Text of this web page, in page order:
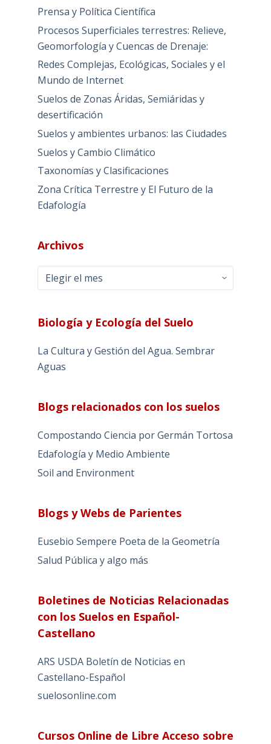
Prensa y Política Científica
Procesos Superficiales terrestres: Relieve,
Geomorfología y Cuencas de Drenaje:
Redes Complejas, Ecológicas, Sociales y el
Mundo de Internet
Suelos de Zonas Áridas, Semiáridas y
desertificación
Suelos y ambientes urbanos: las Ciudades
Suelos y Cambio Climático
Taxonomías y Clasificaciones
Zona Crítica Terrestre y El Futuro de la
Edafología
Archivos
Archivos
Biología y Ecología del Suelo
La Cultura y Gestión del Agua. Sembrar
Aguas
Blogs relacionados con los suelos
Compostando Ciencia por Germán Tortosa
Edafología y Medio Ambiente
Soil and Environment
Blogs y Webs de Parientes
Eusebio Sempere Poeta de la Geometría
Salud Pública y algo más
Boletines de Noticias Relacionadas
con los Suelos en Español-
Castellano
ARS USDA Boletín de Noticias en
Castellano-Español
suelosonline.com
Cursos Online de Libre Acceso sobre